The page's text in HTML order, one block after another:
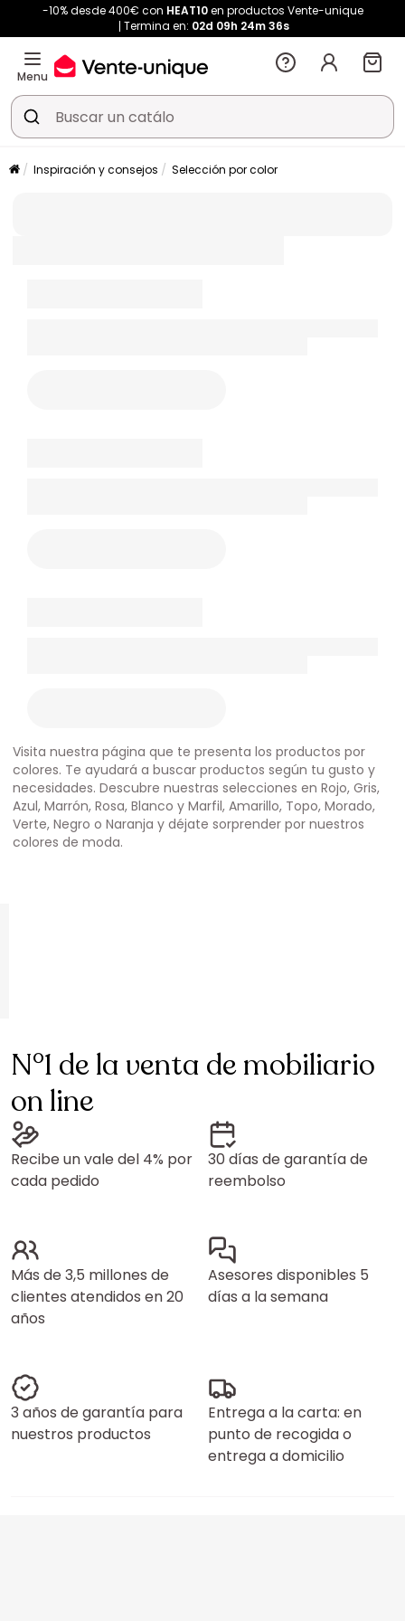
-10% desde 400€ con HEAT10en productos Vente-unique
Termina en: 02d 09h 24m36s
Menu
Inspiración y consejos Selección por color
Visita nuestra página que te presenta los productos por
colores. Te ayudará a buscar productos según tu gusto y
necesidades. Descubre nuestras selecciones en Rojo, Gris,
Azul, Marrón, Rosa, Blanco y Marfil, Amarillo, Topo, Morado,
Verte, Negro o Naranja y déjate sorprender por nuestros
colores de moda.
N°1 de la venta de mobiliario
on line
Recibe un vale del 4% por
cada pedido
30 días de garantía de
reembolso
Más de 3,5 millones de
clientes atendidos en 20
años
Asesores disponibles 5
días a la semana
3 años de garantía para
nuestros productos
Entrega a la carta: en
punto de recogida o
entrega a domicilio